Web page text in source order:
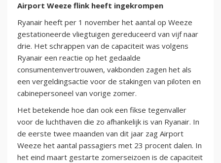
Airport Weeze flink heeft ingekrompen
Ryanair heeft per 1 november het aantal op Weeze
gestationeerde vliegtuigen gereduceerd van vijf naar
drie. Het schrappen van de capaciteit was volgens
Ryanair een reactie op het gedaalde
consumentenvertrouwen, vakbonden zagen het als
een vergeldingsactie voor de stakingen van piloten en
cabinepersoneel van vorige zomer.
Het betekende hoe dan ook een fikse tegenvaller
voor de luchthaven die zo afhankelijk is van Ryanair. In
de eerste twee maanden van dit jaar zag Airport
Weeze het aantal passagiers met 23 procent dalen. In
het eind maart gestarte zomerseizoen is de capaciteit